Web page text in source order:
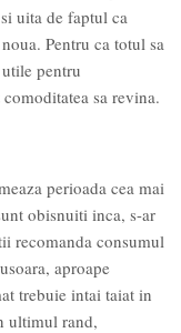
uita de faptul ca
Pentru ca totul sa
pentru
sa revina.
perioada cea mai
obisnuiti inca, s-ar
recomanda consumul
aproape
trebuie intai taiat in
ultimul rand,